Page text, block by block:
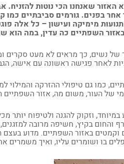
שאנחנו הכי נוטות להזניח.
אחר בפנים. גורמים סביבתיים
מימיקה ועישון – כל אלה
השפתיים כה עדין, במה הוא
של נשים, כך מראים לא מעט סקרים
לאחר פגישה ראשונה עם אישה,
כמו גם טיפולי ההזרקה והמילוי
של העור, משום מה, אזור השפתיים
וזקוק להגנה ולטיפוח יותר
והחום בקיץ, חשיפה מרובה
וקמטים באזור השפתיים. מדוע
בו ושומרים עליו, ואיך משמרים